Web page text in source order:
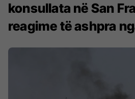
konsullata në San
reagime të ashpra